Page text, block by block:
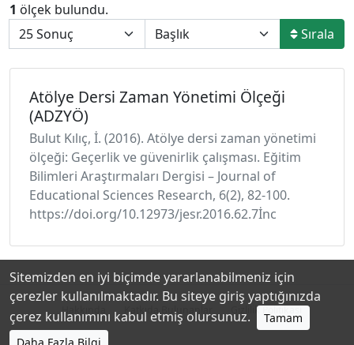
1 ölçek bulundu.
Sırala
Atölye Dersi Zaman Yönetimi Ölçeği
(ADZYÖ)
Bulut Kılıç, İ. (2016). Atölye dersi zaman yönetimi
ölçeği: Geçerlik ve güvenirlik çalışması. Eğitim
Bilimleri Araştırmaları Dergisi – Journal of
Educational Sciences Research, 6(2), 82-100.
https://doi.org/10.12973/jesr.2016.62.7İnc
Hakkında Katkıda Bulunanlar Gizlilik Politikası
Sitemizden en iyi biçimde yararlanabilmeniz için
çerezler kullanılmaktadır. Bu siteye giriş yaptığınızda
çerez kullanımını kabul etmiş olursunuz.
Tamam